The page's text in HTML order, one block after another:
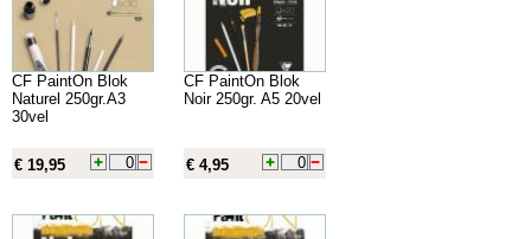
CF PaintOn Blok
Naturel 250gr.A3
30vel
€ 19,95
CF PaintOn Blok
Noir 250gr. A5 20vel
€ 4,95